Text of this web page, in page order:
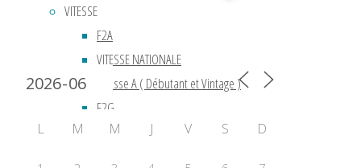
VITESSE
F2A
VITESSE NATIONALE
Vitesse A ( Débutant et Vintage )
F2G
ACROBATIE
Calendrier 2024
L M M J V S D